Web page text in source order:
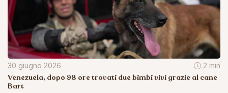
30 giugno 2026 2 min
Venezuela, dopo 98 ore trovati due bimbi vivi grazie al cane
Bart